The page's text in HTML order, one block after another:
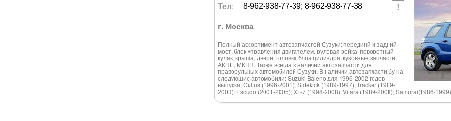
Тел: 8-962-938-77-39; 8-962-938-77-38
г. Москва
Полный ассортимент автозапчастей Сузуки: перединй и задний
мост, блок управления двигателем, рулевая рейка, поворотный
кулак, крыша, двери, головка блоа цилиндра, кузовные запчасти,
АКПП, МКПП. Также всегда в наличии автозапчасти для
праворульных автомобилей Сузуки. В наличии автозапчасти бу на
следующие автомобили: Suzuki Baleno для 1996-2002 годов
выпуска; Cultus (1996-2001); Sidekick (1989-1997); Tracker (1989-
2003); Escudo (2001-2005); XL-7 (1998-2008); Vitara (1989-2008); Samurai(1986-1999)